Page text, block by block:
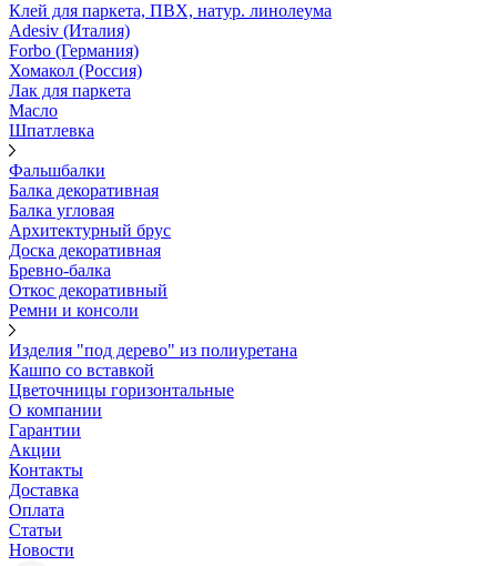
Клей для паркета, ПВХ, натур. линолеума
Adesiv (Италия)
Forbo (Германия)
Хомакол (Россия)
Лак для паркета
Масло
Шпатлевка
Фальшбалки
Балка декоративная
Балка угловая
Архитектурный брус
Доска декоративная
Бревно-балка
Откос декоративный
Ремни и консоли
Изделия "под дерево" из полиуретана
Кашпо со вставкой
Цветочницы горизонтальные
О компании
Гарантии
Акции
Контакты
Доставка
Оплата
Статьи
Новости